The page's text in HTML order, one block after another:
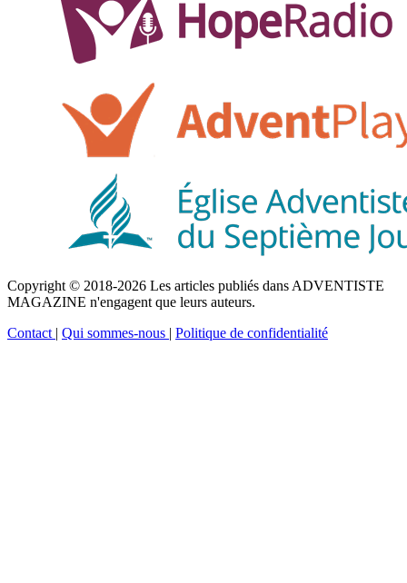
Copyright © 2018-2026 Les articles publiés dans ADVENTISTE
MAGAZINE n'engagent que leurs auteurs.
Contact | Qui sommes-nous | Politique de confidentialité